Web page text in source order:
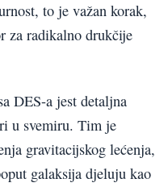
to je važan korak,
za radikalno drukčije
DES-a jest detaljna
u svemiru. Tim je
gravitacijskog lećenja,
galaksija djeluju kao